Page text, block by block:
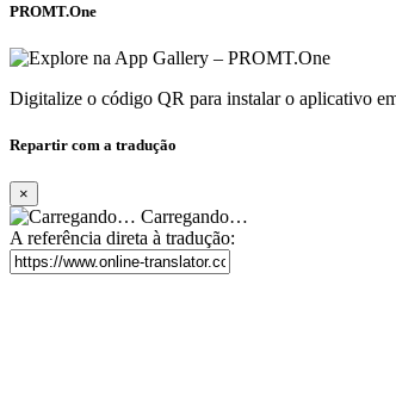
PROMT.One
Digitalize o código QR para instalar o aplicativo
Repartir com a tradução
×
Carregando…
A referência direta à tradução: